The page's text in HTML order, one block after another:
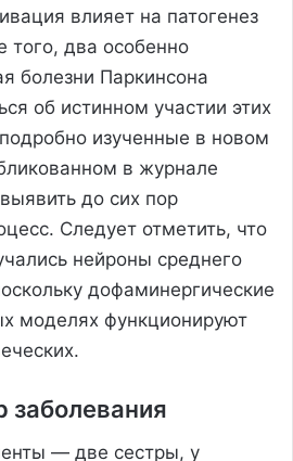
влияет на патогенез
того, два особенно
болезни Паркинсона
об истинном участии этих
изученные в новом
в журнале
до сих пор
Следует отметить, что
нейроны среднего
дофаминергические
моделях функционируют
заболевания
— две сестры, у